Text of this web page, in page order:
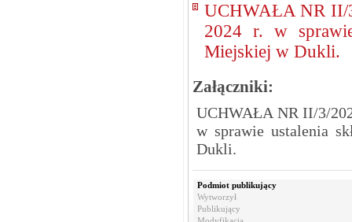
UCHWAŁA NR II/
2024 r. w
Miejskiej w Dukli.
Załączniki:
UCHWAŁA NR II/3/
w sprawie ustalenia
Dukli.
Podmiot publikujący
Wytworzył
Publikujący